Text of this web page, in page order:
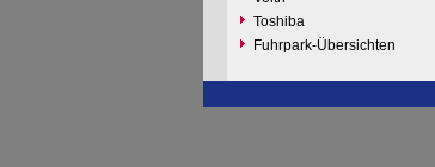
Toshiba
Fuhrpark-Übersichten